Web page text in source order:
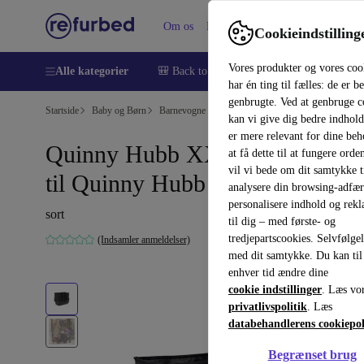
Vores produkter og vores
har én ting til fælles: de er
genbrugte. Ved at genbruge
kan vi give dig bedre
er mere relevant for dine
at få dette til at fungere
vil vi bede om dit samtykke
analysere din browsing-
personalisere indhold og
til dig – med første- og
tredjepartscookies.
med dit samtykke. Du kan til
enhver tid ændre dine
cookie indstillinger. Læs
privatlivspolitik. Læs
databehandlerens
Begrænset brug
Om os Hjælp
Alle kategorier 🎒 Back to school Smartphones
Startside Baby og Børn Barnevogne & Klapvogne
Quinny Hubb XXL indkøbskurv
til Quinny Hubb Mono
sort
(Indsamler anmeldelser)